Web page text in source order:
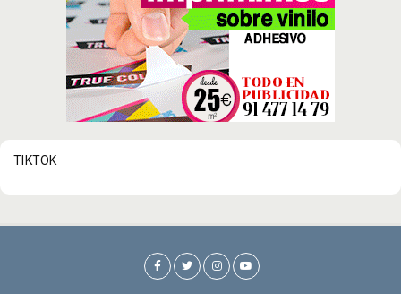
TIKTOK